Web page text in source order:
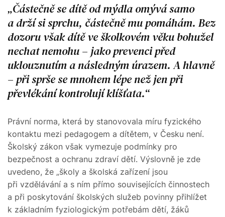
Částečně se dítě od mýdla omývá samo
a drží si sprchu, částečně mu pomáhám. Bez
dozoru však dítě ve školkovém věku bohužel
nechat nemohu – jako prevenci před
uklouznutím a následným úrazem. A hlavně
– při sprše se mnohem lépe než jen při
převlékání kontrolují klíšťata.
Právní norma, která by stanovovala míru fyzického
kontaktu mezi pedagogem a dítětem, v Česku není.
Školský zákon však vymezuje podmínky pro
bezpečnost a ochranu zdraví dětí. Výslovně je zde
uvedeno, že „školy a školská zařízení jsou
při vzdělávání a s ním přímo souvisejících činnostech
a při poskytování školských služeb povinny přihlížet
k základním fyziologickým potřebám dětí, žáků